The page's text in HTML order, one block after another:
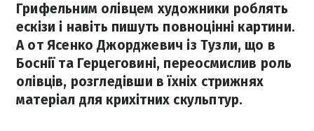
Грифельним олівцем художники роблять
ескізи і навіть пишуть повноцінні картини.
А от Ясенко Джорджевич із Тузли, що в
Боснії та Герцеговині, переосмислив роль
олівців, розгледівши в їхніх стрижнях
матеріал для крихітних скульптур.